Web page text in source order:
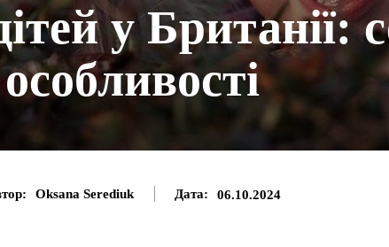
у Британії:
особливості
Oksana Serediuk Дата: 06.10.2024